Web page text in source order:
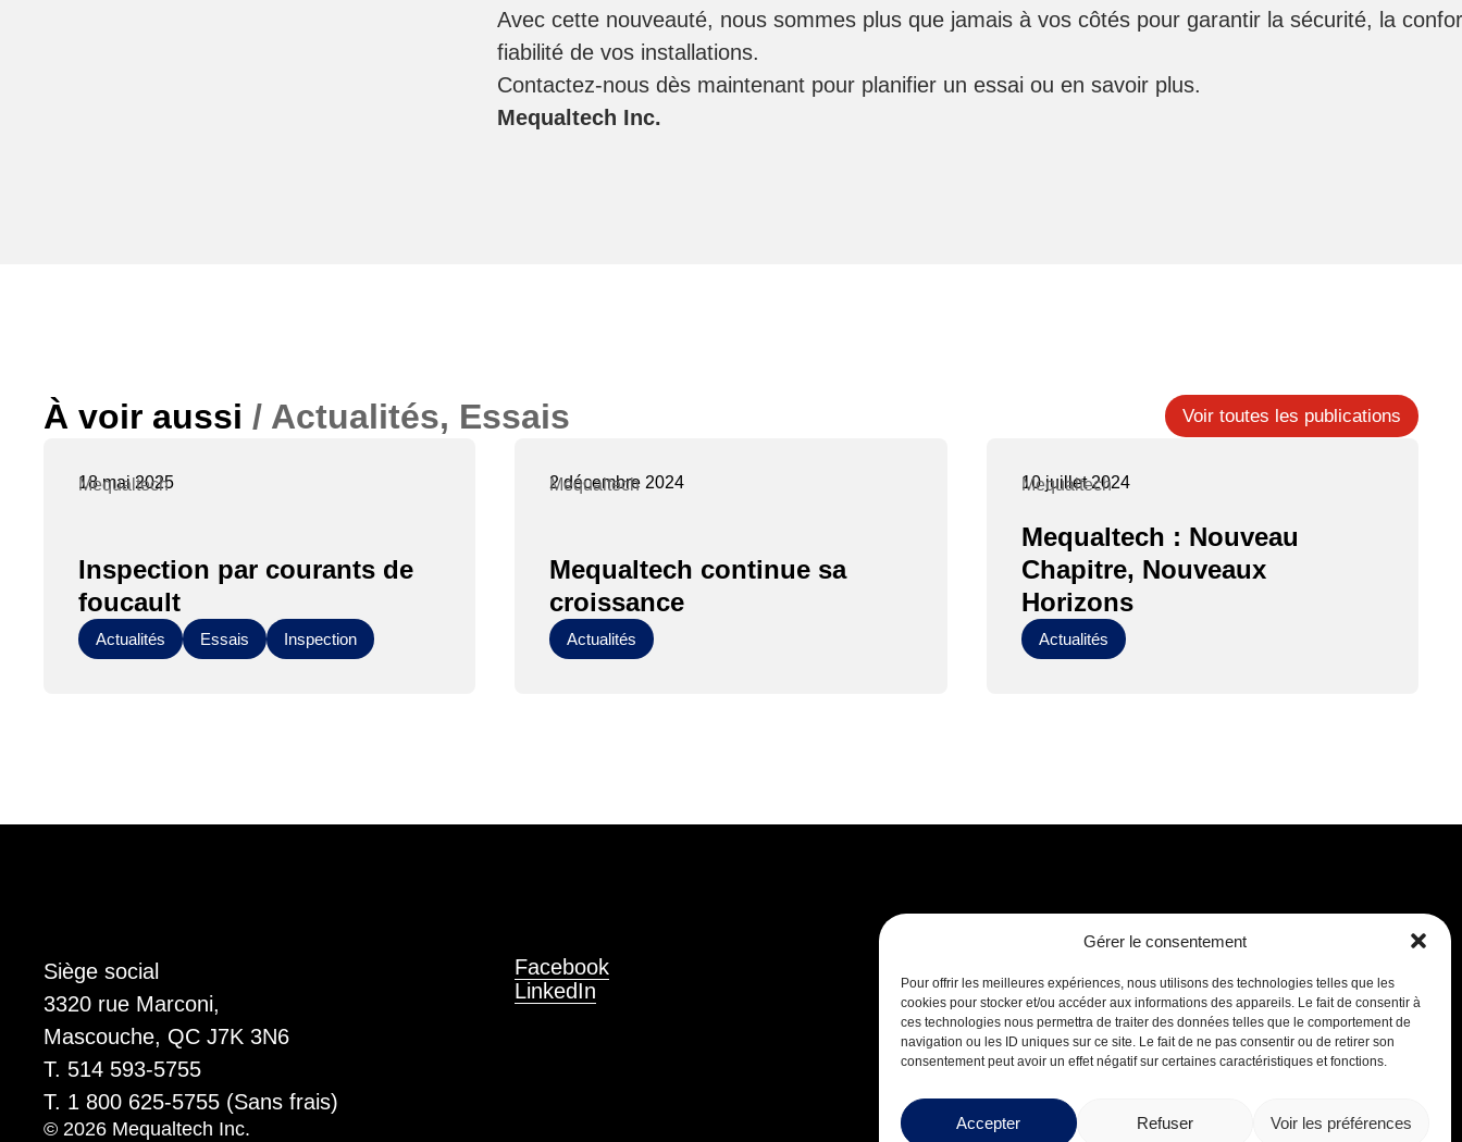
Gérer le consentement
Pour offrir les meilleures expériences, nous utilisons des technologies telles que les
cookies pour stocker et/ou accéder aux informations des appareils. Le fait de consentir à
ces technologies nous permettra de traiter des données telles que le comportement de
navigation ou les ID uniques sur ce site. Le fait de ne pas consentir ou de retirer son
consentement peut avoir un effet négatif sur certaines caractéristiques et fonctions.
Accepter Refuser Voir les préférences
Avec cette nouveauté, nous sommes plus que jamais à vos côtés pour garantir lasécurité, la
fiabilité de vos installations.
Contactez-nous dès maintenant pour planifier un essai ou en savoir plus.
Mequaltech Inc.
À voir aussi / Actualités, Essais Voir toutes les publications
18 mai 2025
Mequaltech
Inspection par courants de
foucault
Actualités Essais Inspection
2 décembre 2024
Mequaltech
Mequaltech continue sa
croissance
Actualités
10 juillet 2024
Mequaltech
Mequaltech : Nouveau
Chapitre, Nouveaux
Horizons
Actualités
Siège social
3320 rue Marconi,
Mascouche, QC J7K 3N6
T. 514 593-5755
T. 1 800 625-5755 (Sans frais)
Facebook
LinkedIn
© 2026 Mequaltech Inc. Conception parBoréale